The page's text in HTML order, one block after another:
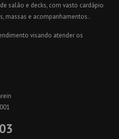
salão e decks, com vasto cardápio
massas e acompanhamentos..
visando atender os